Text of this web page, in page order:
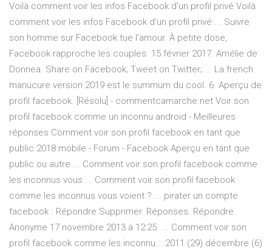
Voilà comment voir les infos Facebook d'un profil privé Voilà
comment voir les infos Facebook d’un profil privé ... Suivre
son homme sur Facebook tue l’amour. À petite dose,
Facebook rapproche les couples. 15 février 2017. Amélie de
Donnea. Share on Facebook; Tweet on Twitter; ... La french
manucure version 2019 est le summum du cool. 6. Aperçu de
profil facebook. [Résolu] - commentcamarche.net Voir son
profil facebook comme un inconnu android - Meilleures
réponses Comment voir son profil facebook en tant que
public 2018 mobile - Forum - Facebook Aperçu en tant que
public ou autre ... Comment voir son profil facebook comme
les inconnus vous ... Comment voir son profil facebook
comme les inconnus vous voient ? ... pirater un compte
facebook . Répondre Supprimer. Réponses. Répondre.
Anonyme 17 novembre 2013 à 12:25. ... Comment voir son
profil facebook comme les inconnu... 2011 (29) décembre (6)